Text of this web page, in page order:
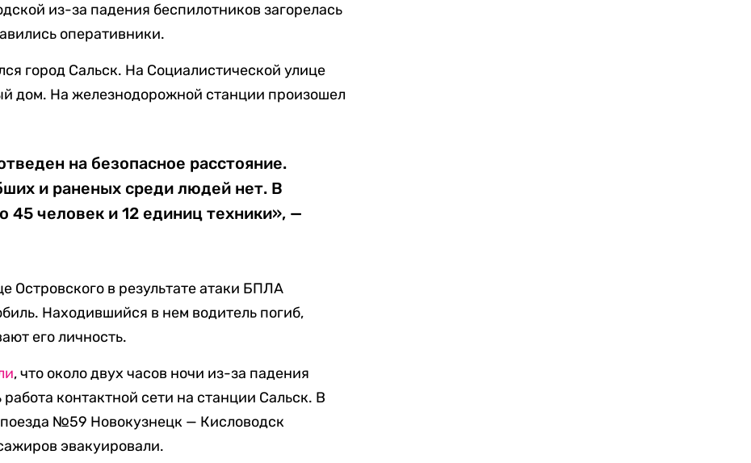
из-за падения беспилотников загорелась
оперативники.
город Сальск. На Социалистической улице
дом. На железнодорожной станции произошел
на безопасное расстояние.
и раненых среди людей нет. В
45 человек и 12 единиц техники», —
Островского в результате атаки БПЛА
Находившийся в нем водитель погиб,
его личность.
, что около двух часов ночи из-за падения
контактной сети на станции Сальск. В
№59 Новокузнецк — Кисловодск
эвакуировали.